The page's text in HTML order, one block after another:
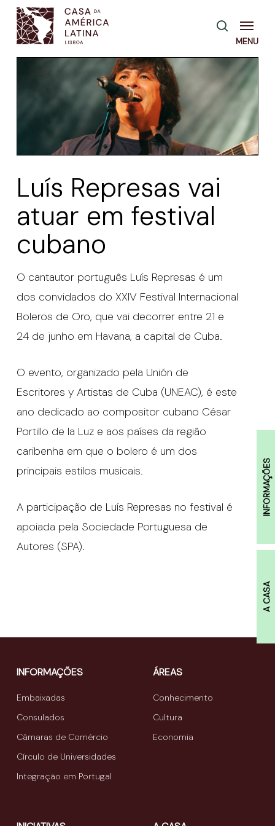
Skip
main
INFORMAÇÕES
A CASA
pesquisa
Menu
Luís Represas vai
atuar em festival
cubano
O cantautor português Luís Represas é um
dos convidados do XXIV Festival Internacional
Boleros de Oro, que vai decorrer entre 21 e
24 de junho em Havana, a capital de Cuba.
O evento, organizado pela Unión de
Escritores y Artistas de Cuba (UNEAC), é este
ano dedicado ao compositor cubano César
Portillo de la Luz e aos países da região
caribenha em que o bolero é um dos
principais estilos musicais.
A participação de Luís Represas no festival é
apoiada pela Sociedade Portuguesa de
Autores (SPA).
INFORMAÇÕES
Embaixadas
Consulados
Câmaras de Comércio
Círculo de Universidades
Integração em Portugal
ÁREAS
Conhecimento
Cultura
Economia